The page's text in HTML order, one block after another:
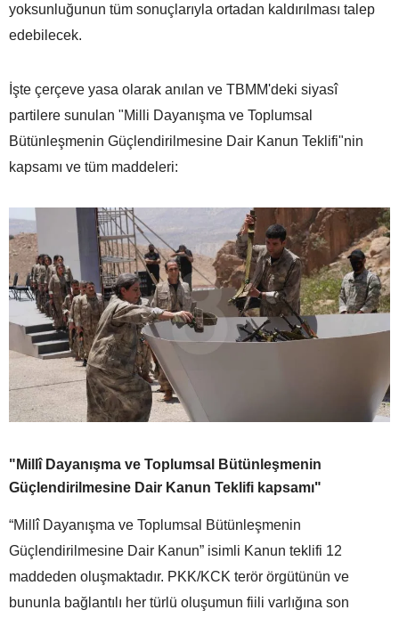
yoksunluğunun tüm sonuçlarıyla ortadan kaldırılması talep
edebilecek.
İşte çerçeve yasa olarak anılan ve TBMM'deki siyasî
partilere sunulan "Milli Dayanışma ve Toplumsal
Bütünleşmenin Güçlendirilmesine Dair Kanun Teklifi"nin
kapsamı ve tüm maddeleri:
"Millî Dayanışma ve Toplumsal Bütünleşmenin
Güçlendirilmesine Dair Kanun Teklifi kapsamı"
“Millî Dayanışma ve Toplumsal Bütünleşmenin
Güçlendirilmesine Dair Kanun” isimli Kanun teklifi 12
maddeden oluşmaktadır. PKK/KCK terör örgütünün ve
bununla bağlantılı her türlü oluşumun fiili varlığına son